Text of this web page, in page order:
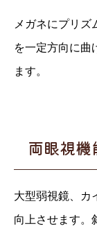
メガネにプリ
を一定方向に曲
ます。
両眼視機
大型弱視鏡、カ
向上させます。